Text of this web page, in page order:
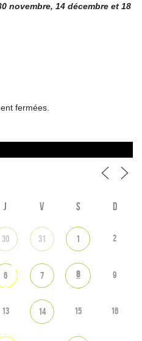
novembre, 14 décembre et 18
fermées.
J V S D
30 31 1 2
6 7 8 9
13 14 15 16